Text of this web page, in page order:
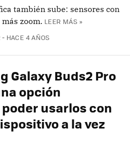
también sube: sensores con
zoom. LEER MÁS »
HACE 4 AÑOS
Galaxy Buds2 Pro
opción
usarlos con
a la vez